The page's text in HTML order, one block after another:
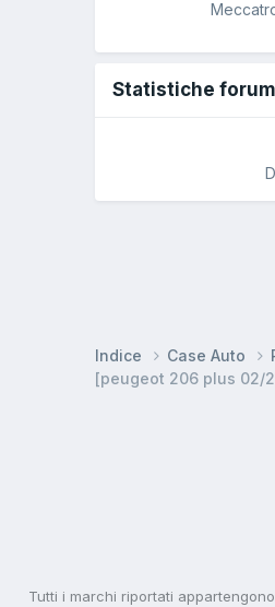
Statistiche forum
Indice Case Auto
[peugeot 206 plus 02/
Tutti i marchi riportati